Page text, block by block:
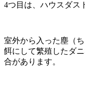
4つ目は、ハウスダス
室外から入った塵（
餌にして繁殖したダ
合があります。